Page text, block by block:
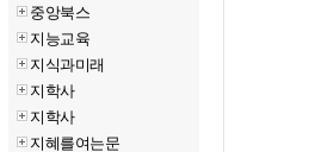
중앙북스
지능교육
지식과미래
지학사
지학사
지혜를여는문